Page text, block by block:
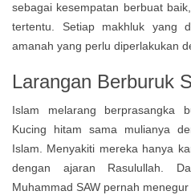
sebagai kesempatan berbuat
tertentu. Setiap makhluk yang
amanah yang perlu diperlakukan
Larangan Berburuk
Islam melarang berprasangka
Kucing hitam sama mulianya
Islam. Menyakiti mereka hanya
dengan ajaran Rasulullah.
Muhammad SAW pernah